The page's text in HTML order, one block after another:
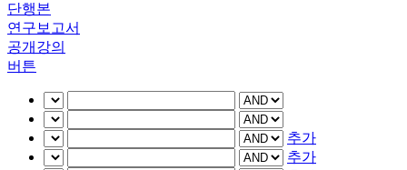
단행본
연구보고서
공개강의
버튼
추가
추가